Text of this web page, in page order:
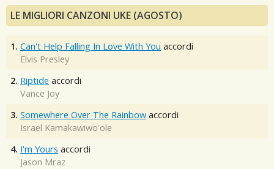
LE MIGLIORI CANZONI UKE (AGOSTO)
1. Can't Help Falling In Love With You accordi
Elvis Presley
2. Riptide accordi
Vance Joy
3. Somewhere Over The Rainbow accordi
Israel Kamakawiwo'ole
4. I'm Yours accordi
Jason Mraz